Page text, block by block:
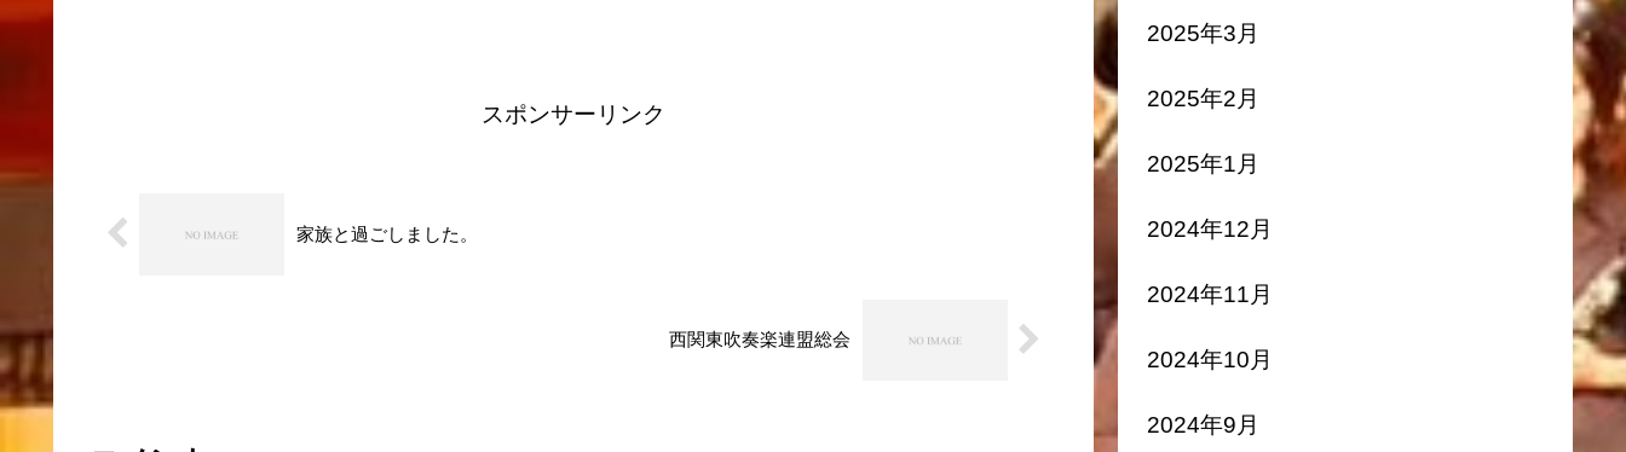
スポンサーリンク
家族と過ごしました。
西関東吹奏楽連盟総会
2025年3月
2025年2月
2025年1月
2024年12月
2024年11月
2024年10月
2024年9月